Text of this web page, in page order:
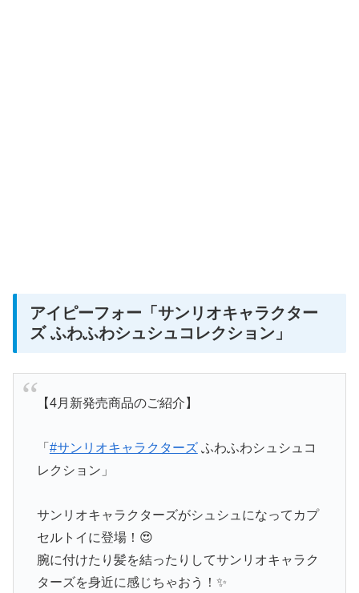
アイピーフォー 「サンリオキャラクター
ズ ふわふわシュシュコレクション」
【4月新発売商品のご紹介】
「 #サンリオキャラクターズふわふわシュシュコ
レクション」
サンリオキャラクターズがシュシュになってカプ
セルトイに登場！😍
腕に付けたり髪を結ったりしてサンリオキャラク
ターズを身近に感じちゃおう！✨